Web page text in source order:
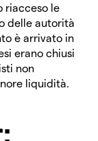
riacceso le
delle autorità
è arrivato in
erano chiusi
non
liquidità.